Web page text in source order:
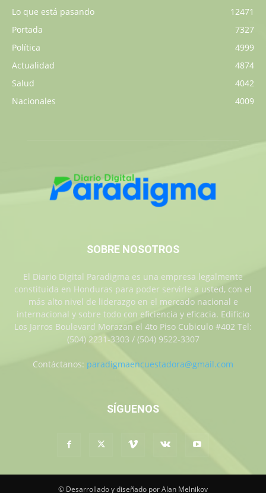
Lo que está pasando
12471
Portada
7327
Política
4999
Actualidad
4874
Salud
4042
Nacionales
4009
SOBRE NOSOTROS
El Diario Digital Paradigma es una empresa legalmente
constituida en Honduras para poder servirle a usted, con el
más alto nivel de liderazgo en el mercado nacional e
internacional y sobre todo con eficiencia y eficacia. Edificio
Los Jarros Boulevard Morazan el 4to Piso Cubiculo #402 Tel:
(504) 2231-3303 / (504) 9522-3307
Contáctanos: paradigmaencuestadora@gmail.com
SÍGUENOS
© Desarrollado y diseñado por Alan Melnikov